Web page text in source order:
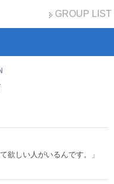
GROUP LIST
欲しい人がいるんです。」